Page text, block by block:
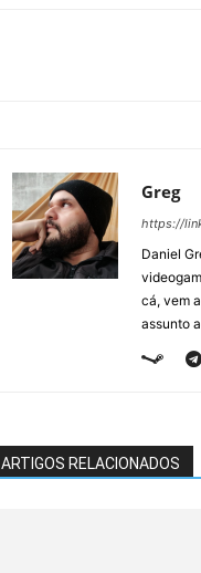
Greg
https://
Daniel
cá, vem
assunto
ARTIGOS RELACIONADOS